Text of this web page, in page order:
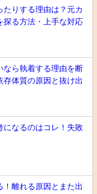
たりする理由は？元カ
探る方法・上手な対応
なら執着する理由を断
存体質の原因と抜け出
になるのはコレ！失敗
！離れる原因とまた出